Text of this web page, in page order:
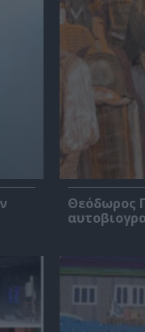
Θεόδωρος